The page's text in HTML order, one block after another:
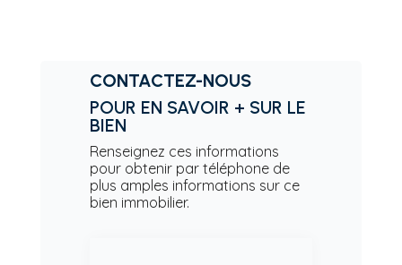
CONTACTEZ-NOUS
POUR EN SAVOIR + SUR LE
BIEN
Renseignez ces informations
pour obtenir par téléphone de
plus amples informations sur ce
bien immobilier.